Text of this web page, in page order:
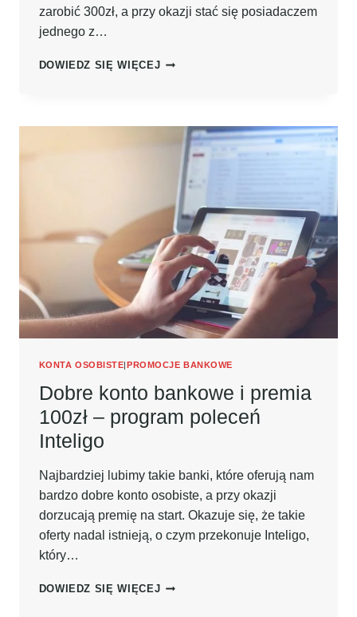
zarobić 300zł, a przy okazji stać się posiadaczem
jednego z…
DOWIEDZ SIĘ WIĘCEJEKONTO
PROMOCJI
EDYCJA!
KONTA OSOBISTE|PROMOCJE BANKOWE
Dobre konto bankowe i premia
100zł – program poleceń
Inteligo
Najbardziej lubimy takie banki, które oferują nam
bardzo dobre konto osobiste, a przy okazji
dorzucają premię na start. Okazuje się, że takie
oferty nadal istnieją, o czym przekonuje Inteligo,
który…
DOWIEDZ SIĘ WIĘCEJDOBRE